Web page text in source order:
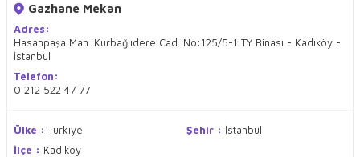
Gazhane Mekan
Adres:
Hasanpaşa Mah. Kurbağlıdere Cad. No:125/5-1 TY Binası - Kadıköy -
İstanbul
Telefon:
0 212 522 47 77
Ülke : Türkiye Şehir : İstanbul
İlçe : Kadıköy